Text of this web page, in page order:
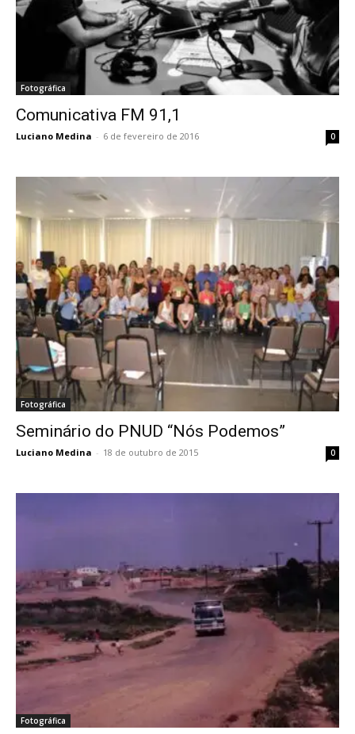
Fotográfica
Comunicativa FM 91,1
Luciano Medina - 6 de fevereiro de 2016 0
Fotográfica
Seminário do PNUD “Nós Podemos”
Luciano Medina - 18 de outubro de 2015 0
Fotográfica